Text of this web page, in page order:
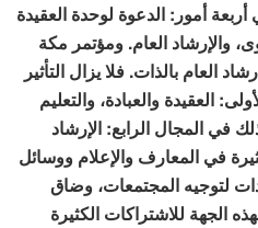
أمور: الدعوة لوحدة العقيدة
والإرشاد العام. ومؤتمر مكة
العام بالذات. فلا يزال التأثير
العقيدة والعبادة، والتعليم
في المجال الرابع: الإرشاد
في المعارف والإعلام ووسائل
لتوجيه المجتمعات، وضاق
الجهة للاشتراكات الكثيرة